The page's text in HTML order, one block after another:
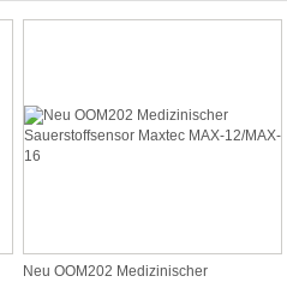
Neu OOM202 Medizinischer